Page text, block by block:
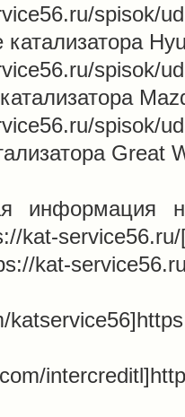
spisok/
spisok/
spisok/
Great
информация
kat-
kat-